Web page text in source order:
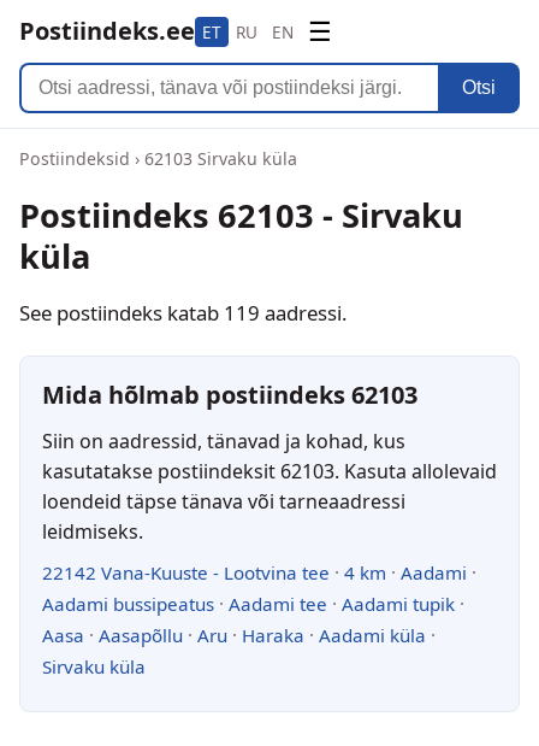
Postiindeks.ee ET RU EN ☰
Otsi
Postiindeksid › 62103 Sirvaku küla
Postiindeks 62103 - Sirvaku
küla
See postiindeks katab 119 aadressi.
Mida hõlmab postiindeks 62103
Siin on aadressid, tänavad ja kohad, kus
kasutatakse postiindeksit 62103. Kasuta allolevaid
loendeid täpse tänava või tarneaadressi
leidmiseks.
22142 Vana-Kuuste - Lootvina tee · 4 km · Aadami ·
Aadami bussipeatus · Aadami tee · Aadami tupik ·
Aasa · Aasapõllu · Aru · Haraka · Aadami küla ·
Sirvaku küla